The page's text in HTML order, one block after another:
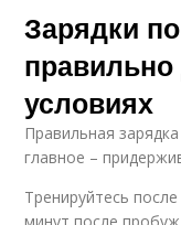
Зарядки
условиях
Правильная
главное –
Тренируйтесь